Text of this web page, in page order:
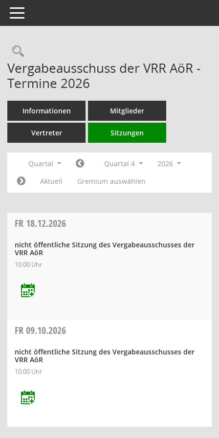
Toggle navigation
Rechercheauswahl
Vergabeausschuss der VRR AöR -
Termine 2026
Informationen Mitglieder
Vertreter Sitzungen
Quartal Quartal 4
2026
Aktuell
Gremium auswählen
FR 18.12.2026
nicht öffentliche Sitzung des Vergabeausschusses der
VRR AöR
10:00 Uhr
FR09.10.2026
nicht öffentliche Sitzung des Vergabeausschusses der
VRR AöR
10:00 Uhr